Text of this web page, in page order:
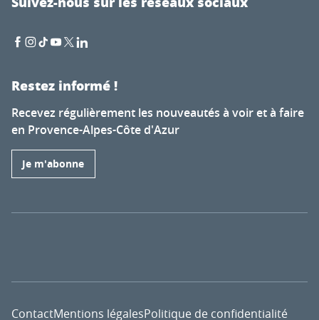
Restez informé !
Recevez régulièrement les nouveautés à voir et à faire
en Provence-Alpes-Côte d'Azur
Je m'abonne
ContactMentions légalesPolitique de confidentialité